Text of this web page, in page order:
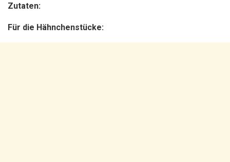
Zutaten:
Für die Hähnchenstücke: